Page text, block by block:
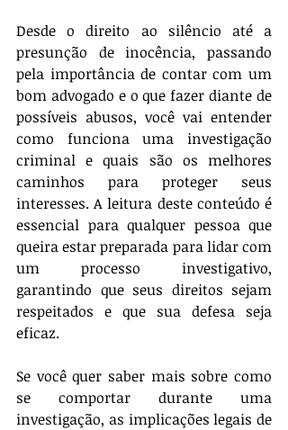
Desde o direito ao silêncio até a
presunção de inocência, passando
pela importância de contar com um
bom advogado e o que fazer diante de
possíveis abusos, você vai entender
como funciona uma investigação
criminal e quais são os melhores
caminhos para proteger seus
interesses. A leitura deste conteúdo é
essencial para qualquer pessoa que
queira estar preparada para lidar com
um processo investigativo,
garantindo que seus direitos sejam
respeitados e que sua defesa seja
eficaz.
Se você quer saber mais sobre como
se comportar durante uma
investigação, as implicações legais de